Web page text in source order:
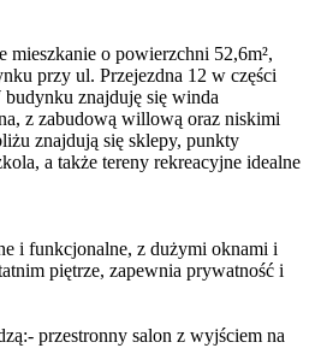
mieszkanie o powierzchni 52,6m²,
przy ul. Przejezdna 12 w części
budynku znajduję się winda
z zabudową willową oraz niskimi
znajdują się sklepy, punkty
a także tereny rekreacyjne idealne
i funkcjonalne, z dużymi oknami i
piętrze, zapewnia prywatność i
przestronny salon z wyjściem na